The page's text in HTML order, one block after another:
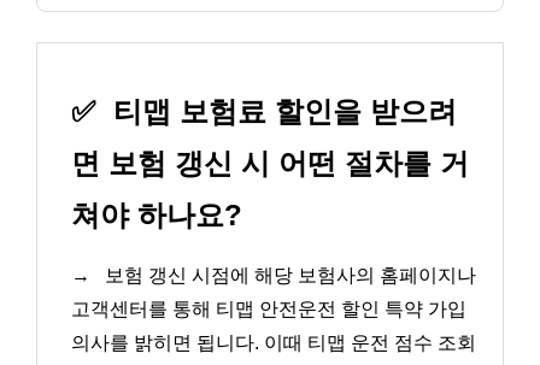
✅
티맵 보험료 할인을 받으려
면 보험 갱신 시 어떤 절차를 거
쳐야 하나요?
→
보험 갱신 시점에 해당 보험사의 홈페이지나
고객센터를 통해 티맵 안전운전 할인 특약 가입
의사를 밝히면 됩니다. 이때 티맵 운전 점수 조회